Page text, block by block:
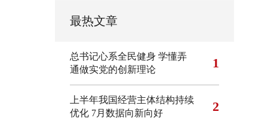
最热文章
总书记心系全民健身 学懂弄
通做实党的创新理论
1
上半年我国经营主体结构持续
优化 7月数据向新向好 2